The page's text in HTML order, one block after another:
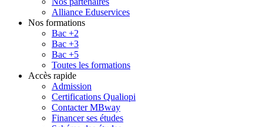
Alliance Eduservices
Nos formations
Bac +2
Bac +3
Bac +5
Toutes les formations
Accès rapide
Admission
Certifications Qualiopi
Contacter MBway
Financer ses études